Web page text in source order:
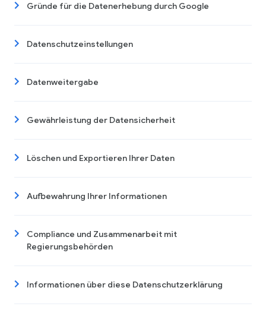
Gründe für die Datenerhebung durch Google
Datenschutzeinstellungen
Datenweitergabe
Gewährleistung der Datensicherheit
Löschen und Exportieren Ihrer Daten
Aufbewahrung Ihrer Informationen
Compliance und Zusammenarbeit mit
Regierungsbehörden
Informationen über diese Datenschutzerklärung